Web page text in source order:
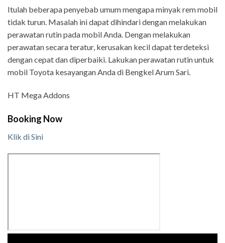
Itulah beberapa penyebab umum mengapa minyak rem mobil
tidak turun. Masalah ini dapat dihindari dengan melakukan
perawatan rutin pada mobil Anda. Dengan melakukan
perawatan secara teratur, kerusakan kecil dapat terdeteksi
dengan cepat dan diperbaiki. Lakukan perawatan rutin untuk
mobil Toyota kesayangan Anda di Bengkel Arum Sari.
HT Mega Addons
Booking Now
Klik di Sini